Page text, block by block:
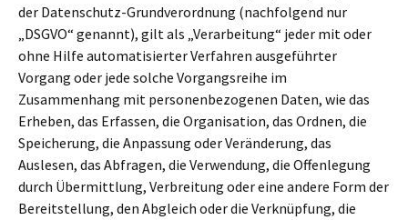
der Datenschutz-Grundverordnung (nachfolgend nur
„DSGVO“ genannt), gilt als „Verarbeitung“ jeder mit oder
ohne Hilfe automatisierter Verfahren ausgeführter
Vorgang oder jede solche Vorgangsreihe im
Zusammenhang mit personenbezogenen Daten, wie das
Erheben, das Erfassen, die Organisation, das Ordnen, die
Speicherung, die Anpassung oder Veränderung, das
Auslesen, das Abfragen, die Verwendung, die Offenlegung
durch Übermittlung, Verbreitung oder eine andere Form der
Bereitstellung, den Abgleich oder die Verknüpfung, die